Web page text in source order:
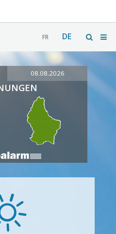
FR DE
08.08.2026